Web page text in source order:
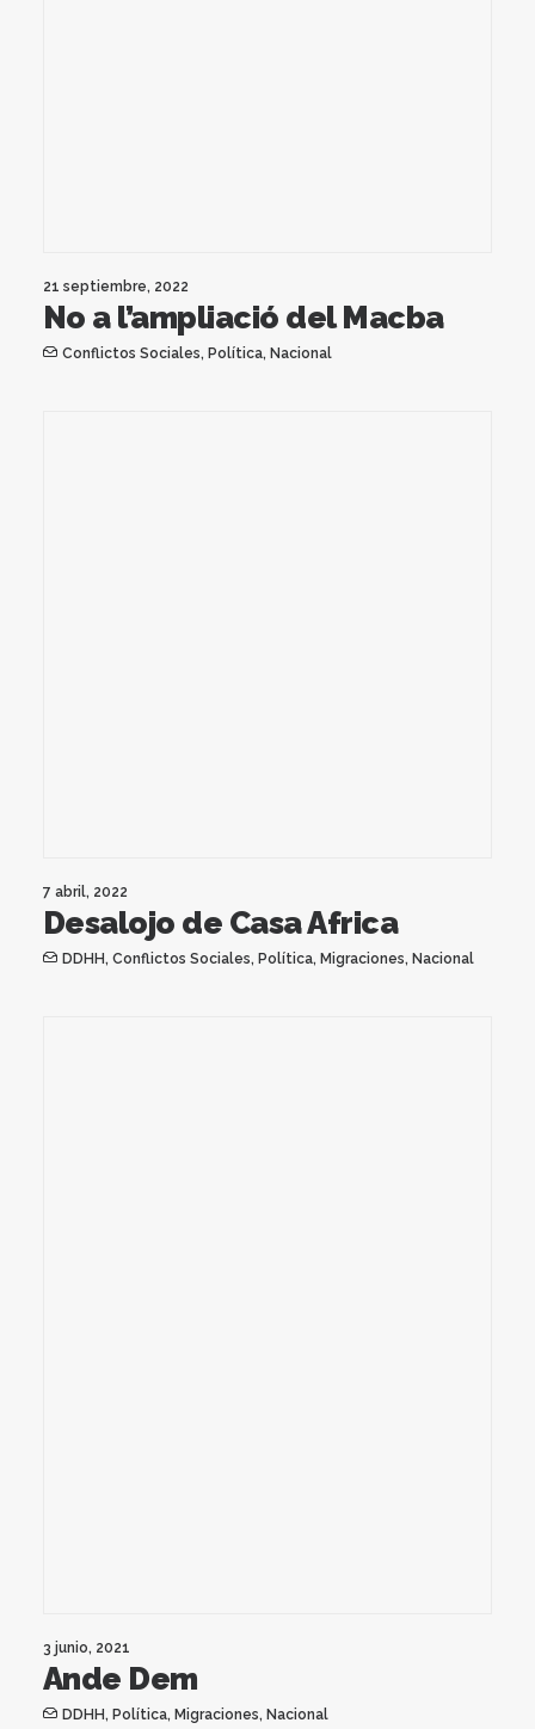
21 septiembre, 2022
No a l’ampliació del Macba
Conflictos Sociales, Política, Nacional
7 abril, 2022
Desalojo de Casa Africa
DDHH, Conflictos Sociales, Política, Migraciones, Nacional
3 junio, 2021
Ande Dem
DDHH, Política, Migraciones, Nacional